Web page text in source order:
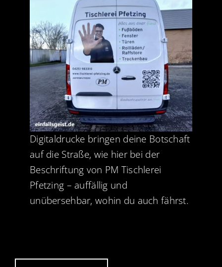
Digitaldrucke bringen deine Botschaft
auf die Straße, wie hier bei der
Beschriftung von PM Tischlerei
Pfetzing – auffällig und
unübersehbar, wohin du auch fährst.